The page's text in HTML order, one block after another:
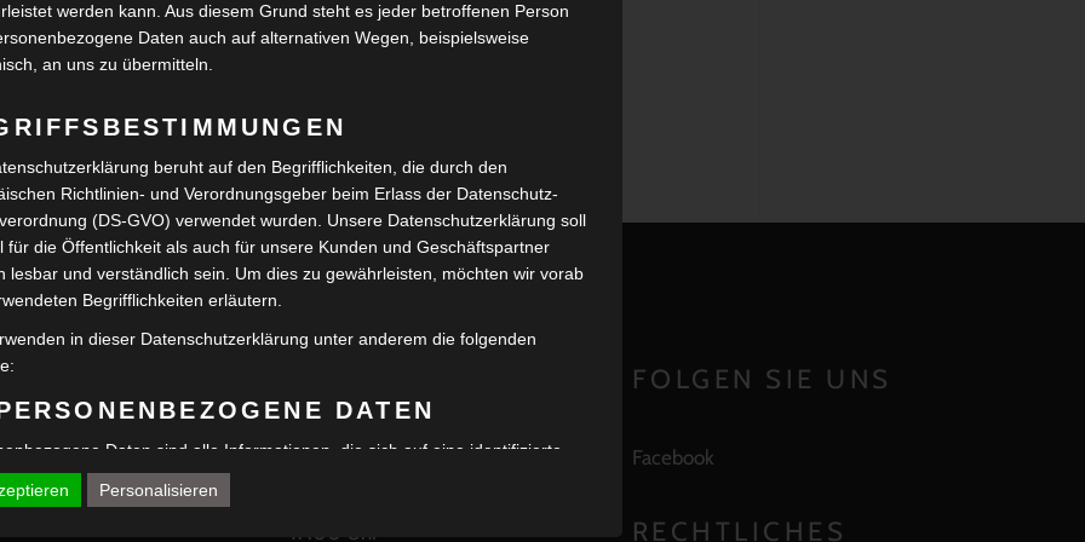
werden
17:00 Uhr
FOLGEN SIE UNS
Facebook
RECHTLICHES
werden kann. Aus diesem Grund steht es jeder betroffenen Person
Daten auch auf alternativen Wegen, beispielsweise
an uns zu übermitteln.
beruht auf den Begrifflichkeiten, die durch den
Richtlinien- und Verordnungsgeber beim Erlass der Datenschutz-
(DS-GVO) verwendet wurden. Unsere Datenschutzerklärung soll
für die Öffentlichkeit als auch für unsere Kunden und Geschäftspartner
lesbar und verständlich sein. Um dies zu gewährleisten, möchten wir vorab
Begrifflichkeiten erläutern.
in dieser Datenschutzerklärung unter anderem die folgenden
DATEN
Daten sind alle Informationen, die sich auf eine identifizierte
natürliche Person (im Folgenden "betroffene Person")
Als identifizierbar wird eine natürliche Person angesehen, die direkt oder
Personalisieren